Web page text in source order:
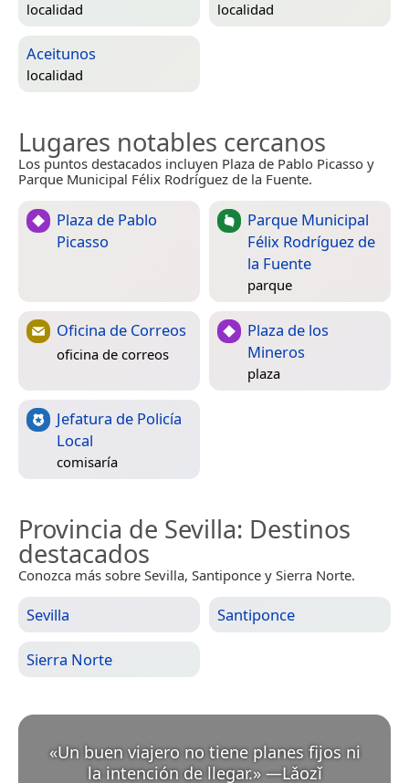
localidad localidad
Aceitunos
localidad
Lugares notables cercanos
Los puntos destacados incluyen Plaza de Pablo Picasso y
Parque Municipal Félix Rodríguez de la Fuente.
Plaza de Pablo
Picasso
Parque Municipal
Félix Rodríguez de
la Fuente
parque
Oficina de Correos
oficina de correos
Plaza de los
Mineros
plaza
Jefatura de Policía
Local
comisaría
Provincia de Sevilla: Destinos
destacados
Conozca más sobre Sevilla, Santiponce y Sierra Norte.
Sevilla Santiponce
Sierra Norte
«Un buen viajero no tiene planes fijos ni
la intención de llegar.» —Lǎozǐ